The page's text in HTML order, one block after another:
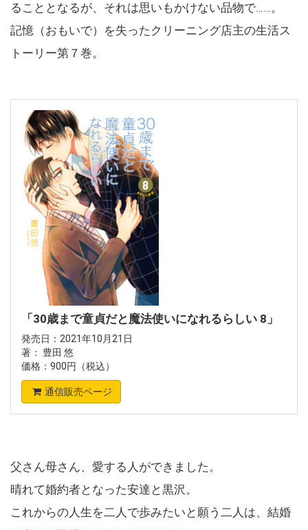
ることとなるが、それは思いもかけない品物で……。
記憶（おもいで）を失ったクリーニング店主の生活ス
トーリー第７巻。
「30歳まで童貞だと魔法使いになれるらしい 8」
発売日：2021年10月21日
著： 豊田 悠
価格：900円（税込）
通信販売ページ
父さん母さん、愛する人ができました。
晴れて婚約者となった安達と黒沢。
これからの人生を二人で歩みたいと願う二人は、結婚